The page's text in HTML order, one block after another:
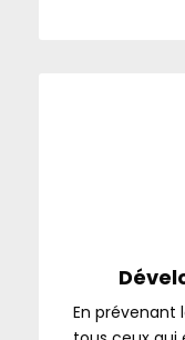
En prévenant